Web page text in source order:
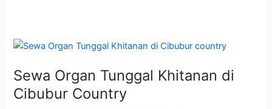
Sewa Organ Tunggal Khitanan di
Cibubur Country
Sewa
Tunggal
Khitanan
di